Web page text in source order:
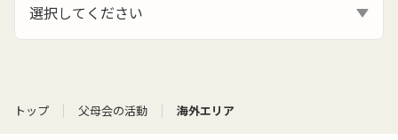
選択してください
トップ 父母会の活動 海外エリア